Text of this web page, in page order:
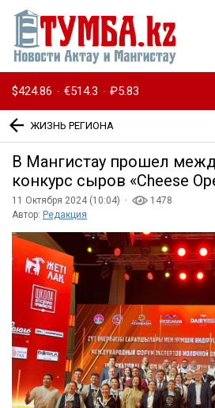
$424.86 · €514.3 · ₽5.83
ЖИЗНЬ РЕГИОНА
В Мангистау прошел
конкурс сыров «Cheese
11 Октября 2024 (10:04) ·
1478
Автор: Редакция